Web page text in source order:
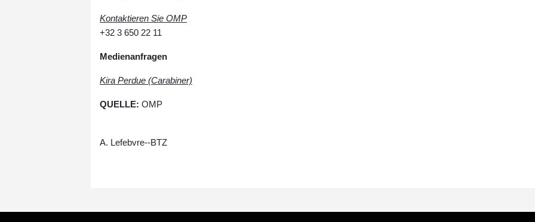
Kontaktieren Sie OMP
+32 3 650 22 11
Medienanfragen
Kira Perdue (Carabiner)
QUELLE: OMP
A. Lefebvre--BTZ